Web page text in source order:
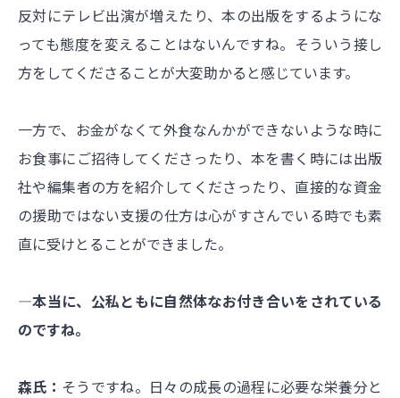
反対にテレビ出演が増えたり、本の出版をするようにな
っても態度を変えることはないんですね。そういう接し
方をしてくださることが大変助かると感じています。
一方で、お金がなくて外食なんかができないような時に
お食事にご招待してくださったり、本を書く時には出版
社や編集者の方を紹介してくださったり、直接的な資金
の援助ではない支援の仕方は心がすさんでいる時でも素
直に受けとることができました。
―本当に、公私ともに自然体なお付き合いをされている
のですね。
森氏： そうですね。日々の成長の過程に必要な栄養分と